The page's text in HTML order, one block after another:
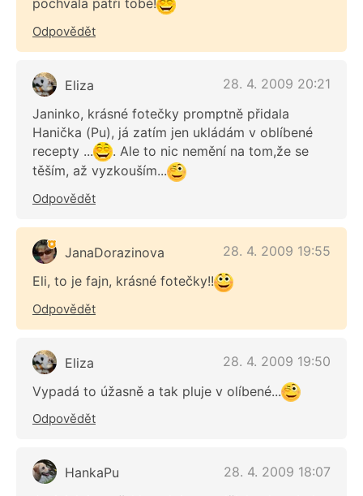
Odpovědět
Eliza
28. 4. 2009 20:21
Janinko, krásné fotečky promptně přidala
Hanička (Pu), já zatím jen ukládám v oblíbené
recepty ...
. Ale to nic nemění na tom,že se
těším, až vyzkouším...
Odpovědět
JanaDorazinova
28. 4. 2009 19:55
Eli, to je fajn, krásné fotečky!!
Odpovědět
Eliza
28. 4. 2009 19:50
Vypadá to úžasně a tak pluje v olíbené...
Odpovědět
HankaPu
28. 4. 2009 18:07